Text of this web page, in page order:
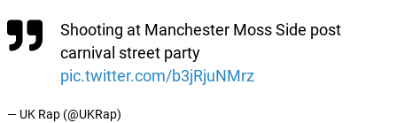
Shooting at Manchester Moss Side post
carnival street party
pic.twitter.com/b3jRjuNMrz
— UK Rap (@UKRap)